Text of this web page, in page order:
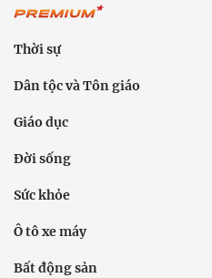
Thời sự
Dân tộc và Tôn giáo
Giáo dục
Đời sống
Sức khỏe
Ô tô xe máy
Bất động sản